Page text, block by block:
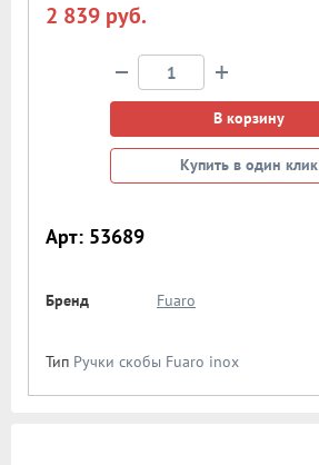
2 839 руб.
− +
В корзину
Купить в один клик
Арт: 53689
Бренд Fuaro
Тип Ручки скобы Fuaro inox